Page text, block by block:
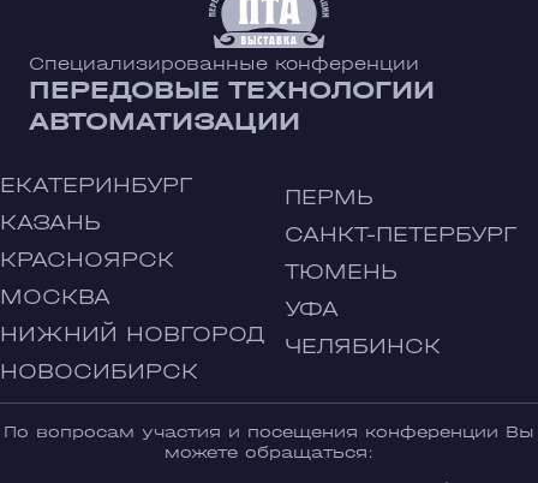
Специализированные конференции
ПЕРЕДОВЫЕ ТЕХНОЛОГИИ
АВТОМАТИЗАЦИИ
ЕКАТЕРИНБУРГ
КАЗАНЬ
КРАСНОЯРСК
МОСКВА
НИЖНИЙ НОВГОРОД
НОВОСИБИРСК
ПЕРМЬ
САНКТ-ПЕТЕРБУРГ
ТЮМЕНЬ
УФА
ЧЕЛЯБИНСК
По вопросам участия и посещения конференции Вы
можете обращаться: